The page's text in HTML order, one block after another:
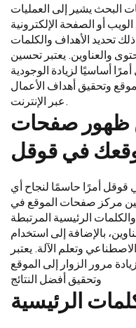
يشير إلى العمليات
أو الصفحة الإلكترونية
تحديد الأهداف والكلمات
والعناوين. يعتبر تحسين
أساسيًا لزيادة الوجودية
وتحقيق أهداف الأعمال
عبر الإنترنت.
ظهور صفحات
في قوقل
أمرًا حاسمًا لنجاح أي
مركز صفحات الموقع في
الرئيسية المرتبطة
بالإضافة إلى استخدام
وتعلم الآلة. يعتبر
مرور الزوار إلى الموقع
وتحقيق أفضل النتائج
الرئيسية